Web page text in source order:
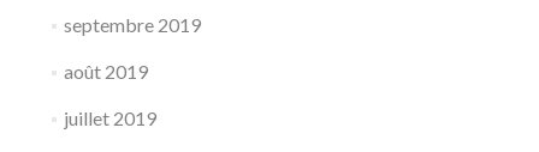
septembre 2019
août 2019
juillet 2019